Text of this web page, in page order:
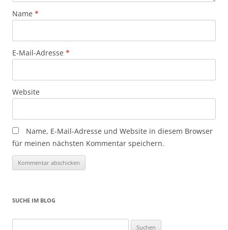
Name *
E-Mail-Adresse *
Website
Name, E-Mail-Adresse und Website in diesem Browser
für meinen nächsten Kommentar speichern.
SUCHE IM BLOG